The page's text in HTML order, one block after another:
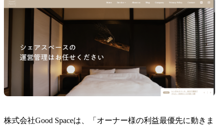
株式会社Good Spaceは、「オーナー様の利益最優先に動きま